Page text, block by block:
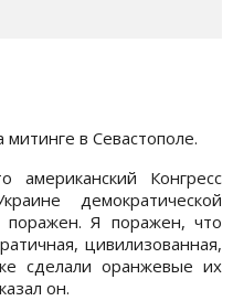
в Севастополе.
американский Конгресс
демократической
Я поражен, что
цивилизованная,
сделали оранжевые их
он.